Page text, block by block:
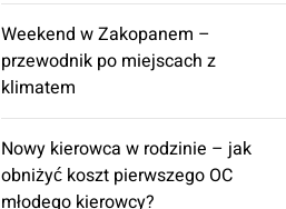
Weekend w Zakopanem –
przewodnik po miejscach z
klimatem
Nowy kierowca w rodzinie – jak
obniżyć koszt pierwszego OC
młodego kierowcy?